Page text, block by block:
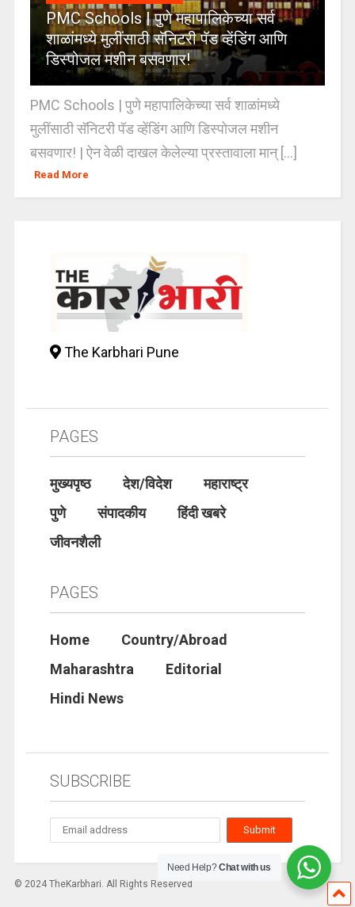
PMC Schools | पुणे महापालिकेच्या सर्व
शाळांमध्ये मुलींसाठी सॅनिटरी पॅड व्हेंडिंग आणि
डिस्पोजल मशीन बसवणार!
PMC Schools | पुणे महापालिकेच्या सर्व शाळांमध्ये
मुलींसाठी सॅनिटरी पॅड व्हेंडिंग आणि डिस्पोजल मशीन
बसवणार! | ऐन वेळी दाखल केलेल्या प्रस्तावाला मान् [...]
Read More
The Karbhari Pune
PAGES
मुख्यपृष्ठ देश/विदेश
महाराष्ट्र
पुणे
संपादकीय
हिंदी खबरे
जीवनशैली
PAGES
Home
Country/Abroad
Maharashtra
Editorial
Hindi News
SUBSCRIBE
© 2024 TheKarbhari. All Rights Reserved
Need Help?Chat with us